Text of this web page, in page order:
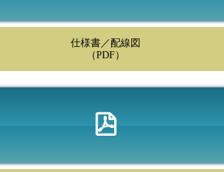
仕様書／配線図
（PDF）